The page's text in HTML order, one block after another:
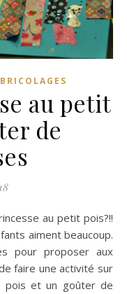
BRICOLAGES
au petit
de
aiment beaucoup.
pour proposer aux
faire une activité sur
pois et un goûter de